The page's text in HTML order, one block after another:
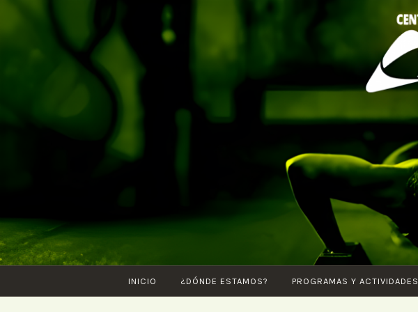
contenido
INICIO ¿DÓNDE ESTAMOS? PROGRAMAS Y ACTIVIDADES